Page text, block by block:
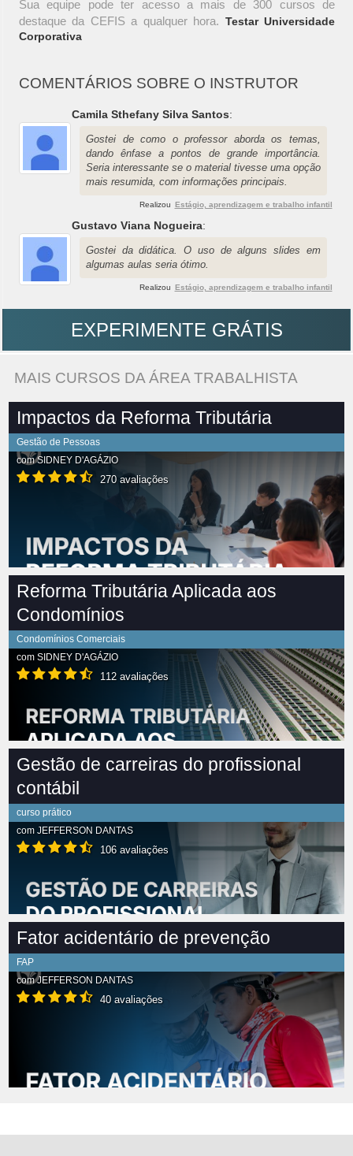
Sua equipe pode ter acesso a mais de 300 cursos de
destaque da CEFIS a qualquer hora. Testar Universidade
Corporativa
COMENTÁRIOS SOBRE O INSTRUTOR
Camila Sthefany Silva Santos:
Gostei de como o professor aborda os temas,
dando ênfase a pontos de grande importância.
Seria interessante se o material tivesse uma opção
mais resumida, com informações principais.
Realizou Estágio, aprendizagem e trabalho infantil
Gustavo Viana Nogueira:
Gostei da didática. O uso de alguns slides em
algumas aulas seria ótimo.
Realizou Estágio, aprendizagem e trabalho infantil
EXPERIMENTE GRÁTIS
MAIS CURSOS DA ÁREA TRABALHISTA
Impactos da Reforma Tributária
Gestão de Pessoas
comSIDNEY D'AGÁZIO
270 avaliações
Reforma Tributária Aplicada aos
Condomínios
Condomínios Comerciais
com SIDNEY D'AGÁZIO
112 avaliações
Gestão de carreiras do profissional
contábil
curso prático
com JEFFERSON DANTAS
106 avaliações
Fator acidentário de prevenção
FAP
comJEFFERSON DANTAS
40 avaliações